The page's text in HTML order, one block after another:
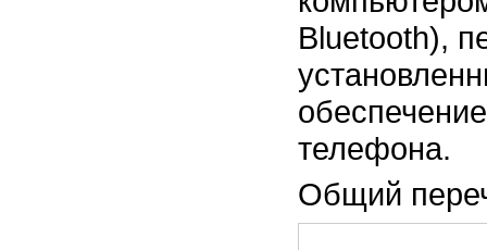
Bluetooth),
телефона.
Общий